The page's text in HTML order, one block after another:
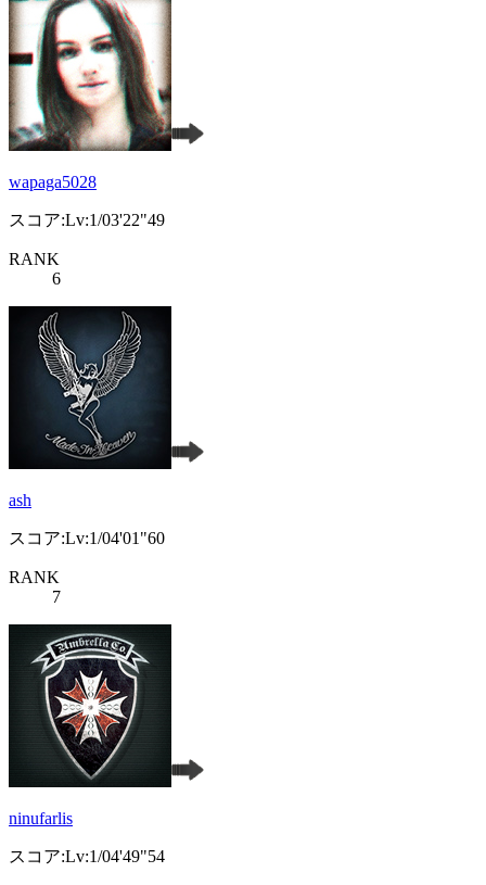
wapaga5028
スコア:Lv:1/03'22"49
RANK
6
ash
スコア:Lv:1/04'01"60
RANK
7
ninufarlis
スコア:Lv:1/04'49"54